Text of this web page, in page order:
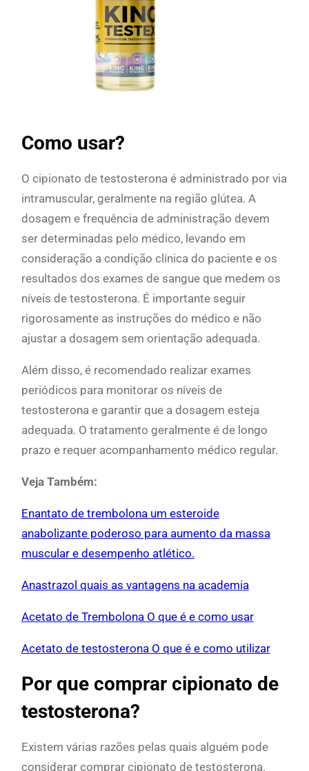
Como usar?
O cipionato de testosterona é administrado por via
intramuscular, geralmente na região glútea. A
dosagem e frequência de administração devem
ser determinadas pelo médico, levando em
consideração a condição clínica do paciente e os
resultados dos exames de sangue que medem os
níveis de testosterona. É importante seguir
rigorosamente as instruções do médico e não
ajustar a dosagem sem orientação adequada.
Além disso, é recomendado realizar exames
periódicos para monitorar os níveis de
testosterona e garantir que a dosagem esteja
adequada. O tratamento geralmente é de longo
prazo e requer acompanhamento médico regular.
Veja Também:
Enantato de trembolona um esteroide
anabolizante poderoso para aumento da massa
muscular e desempenho atlético.
Anastrazol quais as vantagens na academia
Acetato de Trembolona O que é e como usar
Acetato de testosterona O que é e como utilizar
Por que comprar cipionato de
testosterona?
Existem várias razões pelas quais alguém pode
considerar comprar cipionato de testosterona.